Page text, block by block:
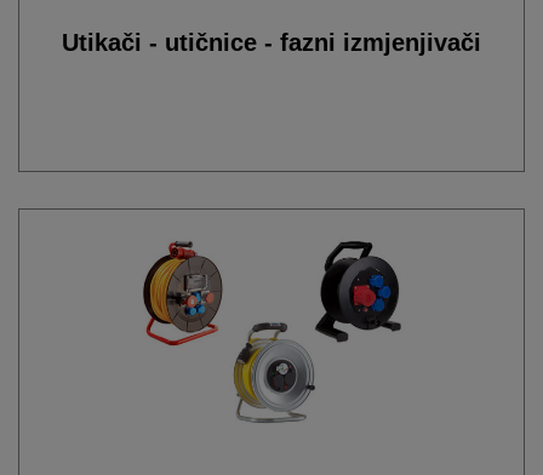
Utikači - utičnice - fazni izmjenjivači